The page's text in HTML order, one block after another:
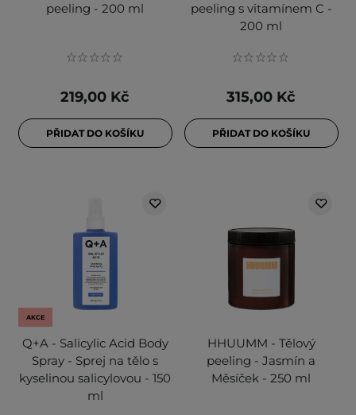
peeling - 200 ml
219,00 Kč
PŘIDAT DO KOŠÍKU
peeling s vitamínem C -
200 ml
315,00 Kč
PŘIDAT DO KOŠÍKU
AKCE
Q+A - Salicylic Acid Body
Spray - Sprej na tělo s
kyselinou salicylovou - 150
ml
HHUUMM - Tělový
peeling - Jasmín a
Měsíček - 250 ml